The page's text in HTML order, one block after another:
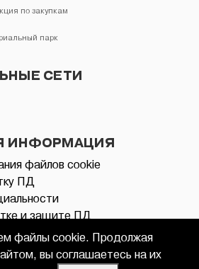
по закупкам
парк
СЕТИ
ИНФОРМАЦИЯ
файлов cookie
ПД
и защите ПД
МОТОРНЫЙ ЗАВОД
файлы cookie. Продолжая
вы соглашаетесь на их